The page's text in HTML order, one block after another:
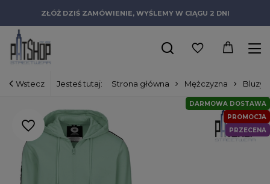
ZŁÓŻ DZIŚ ZAMÓWIENIE, WYŚLEMY W CIĄGU 2 DNI
Wstecz Jesteś tutaj: Strona główna Mężczyzna Bluzy
PROMOCJA
PRZECENA
DARMOWA DOSTAWA